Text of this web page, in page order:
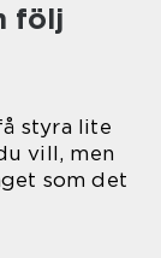
följ
styra lite
vill, men
som det